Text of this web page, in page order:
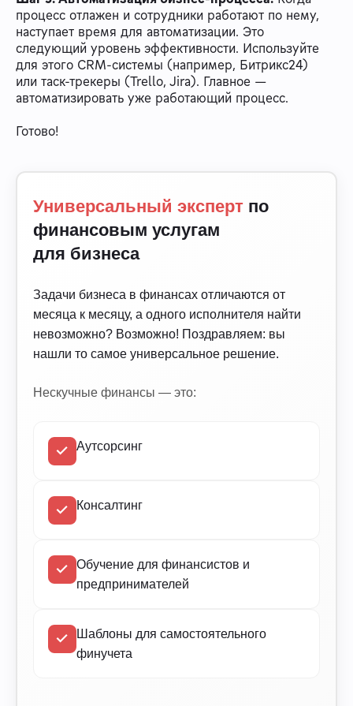
процесс отлажен и сотрудники работают по нему,
наступает время для автоматизации. Это
следующий уровень эффективности. Используйте
для этого CRM-системы (например, Битрикс24)
или таск-трекеры (Trello, Jira). Главное —
автоматизировать уже работающий процесс.
Готово!
Универсальный эксперт по
финансовым услугам
для бизнеса
Задачи бизнеса в финансах отличаются от
месяца к месяцу, а одного исполнителя найти
невозможно? Возможно! Поздравляем: вы
нашли то самое универсальное решение.
Нескучные финансы — это:
Аутсорсинг
Консалтинг
Обучение для финансистов и
предпринимателей
Шаблоны для самостоятельного
финучета